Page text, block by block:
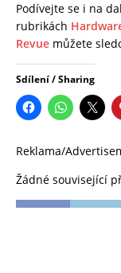
Podívejte se i na
rubrikách
Revue můžete
Sdílení / Sharing
Reklama/
Žádné související